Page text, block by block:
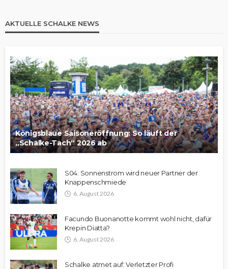
AKTUELLE SCHALKE NEWS
Königsblaue Saisoneröffnung: So läuft der
„Schalke-Tach“ 2026 ab
S04: Sonnenstrom wird neuer Partner der
Knappenschmiede
6. August 2026
Facundo Buonanotte kommt wohl nicht, dafür
Krepin Diatta?
6. August 2026
Schalke atmet auf: Verletzter Profi